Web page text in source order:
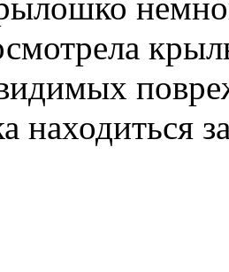
находиться